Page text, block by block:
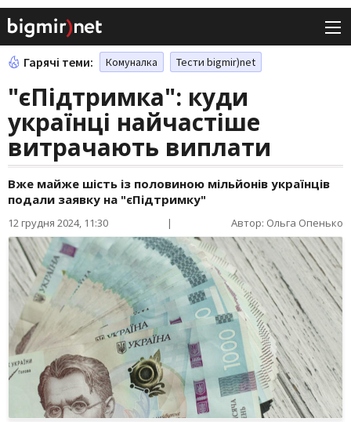
Гарячі теми: Комуналка Тести bigmir)net
"єПідтримка": куди
українці найчастіше
витрачають виплати
Вже майже шість із половиною мільйонів українців
подали заявку на "єПідтримку"
12 грудня 2024, 11:30 | Автор: Ольга Опенько